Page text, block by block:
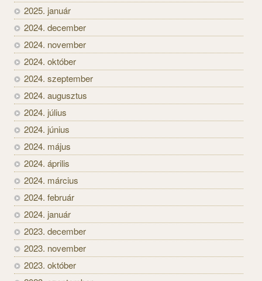
2025. január
2024. december
2024. november
2024. október
2024. szeptember
2024. augusztus
2024. július
2024. június
2024. május
2024. április
2024. március
2024. február
2024. január
2023. december
2023. november
2023. október